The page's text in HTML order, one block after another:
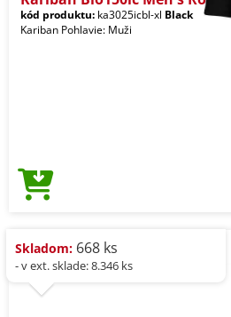
kód produktu: ka3025icbl-xl Black
Kariban Pohlavie: Muži
Skladom: 668 ks
- v ext. sklade: 8.346 ks